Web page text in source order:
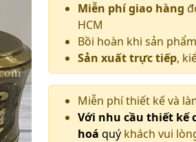
Miễn phí giao hàng
HCM
Bồi hoàn khi sản
Sản xuất trực tiếp,
Miễn phí thiết kế và
Với nhu cầu thiết kế
hoá quý khách vui